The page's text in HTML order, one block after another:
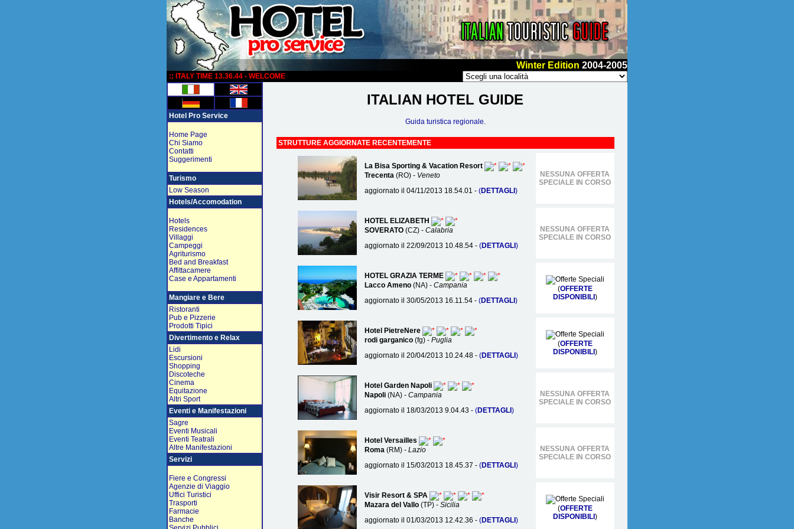
Winter Edition 2004-2005
:: ITALY TIME 13.36.44 - WELCOME
Hotel Pro Service
Home Page
Chi Siamo
Contatti
Suggerimenti
Turismo
Low Season
Hotels/Accomodation
Hotels
Residences
Villaggi
Campeggi
Agriturismo
Bed and Breakfast
Affittacamere
Case e Appartamenti
Mangiare e Bere
Ristoranti
Pub e Pizzerie
Prodotti Tipici
Divertimento e Relax
Lidi
Escursioni
Shopping
Discoteche
Cinema
Equitazione
Altri Sport
Eventi e Manifestazioni
Sagre
Eventi Musicali
Eventi Teatrali
Altre Manifestazioni
Servizi
Fiere e Congressi
Agenzie di Viaggio
Uffici Turistici
Trasporti
Farmacie
Banche
ITALIAN HOTEL GUIDE
Guida turistica regionale.
STRUTTURE AGGIORNATE RECENTEMENTE
La Bisa Sporting & Vacation Resort
Trecenta(RO) - Veneto
aggiornato il 04/11/2013 18.54.01 - (DETTAGLI )
NESSUNA OFFERTA
SPECIALE IN CORSO
HOTEL ELIZABETH
SOVERATO(CZ) - Calabria
aggiornato il 22/09/2013 10.48.54 - (DETTAGLI )
NESSUNA OFFERTA
SPECIALE IN CORSO
HOTEL GRAZIA TERME
Lacco Ameno (NA) - Campania
aggiornato il 30/05/2013 16.11.54 - (DETTAGLI )
(OFFERTE
DISPONIBILI )
Hotel PietreNere
rodi garganico(fg) - Puglia
aggiornato il 20/04/2013 10.24.48 - (DETTAGLI )
(OFFERTE
DISPONIBILI )
Hotel Garden Napoli
Napoli(NA) - Campania
aggiornato il 18/03/2013 9.04.43 - (DETTAGLI )
NESSUNA OFFERTA
SPECIALE IN CORSO
Hotel Versailles
Roma(RM) - Lazio
aggiornato il 15/03/2013 18.45.37 - (DETTAGLI )
NESSUNA OFFERTA
SPECIALE IN CORSO
Visir Resort & SPA
Mazara del Vallo(TP) - Sicilia
aggiornato il 01/03/2013 12.42.36 - (DETTAGLI )
(OFFERTE
DISPONIBILI )